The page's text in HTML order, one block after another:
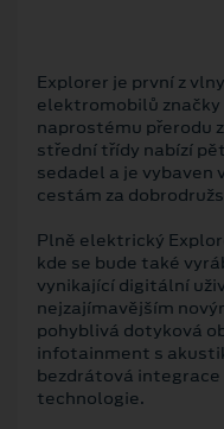
Explorer je první z
elektromobilů
naprostému přerodu
střední třídy nabízí
sedadel a je vybaven
cestám za
Plně elektrický
kde se bude také
vynikající digitální
nejzajímavějším
pohyblivá dotyková
infotainment s
bezdrátová
technologie.